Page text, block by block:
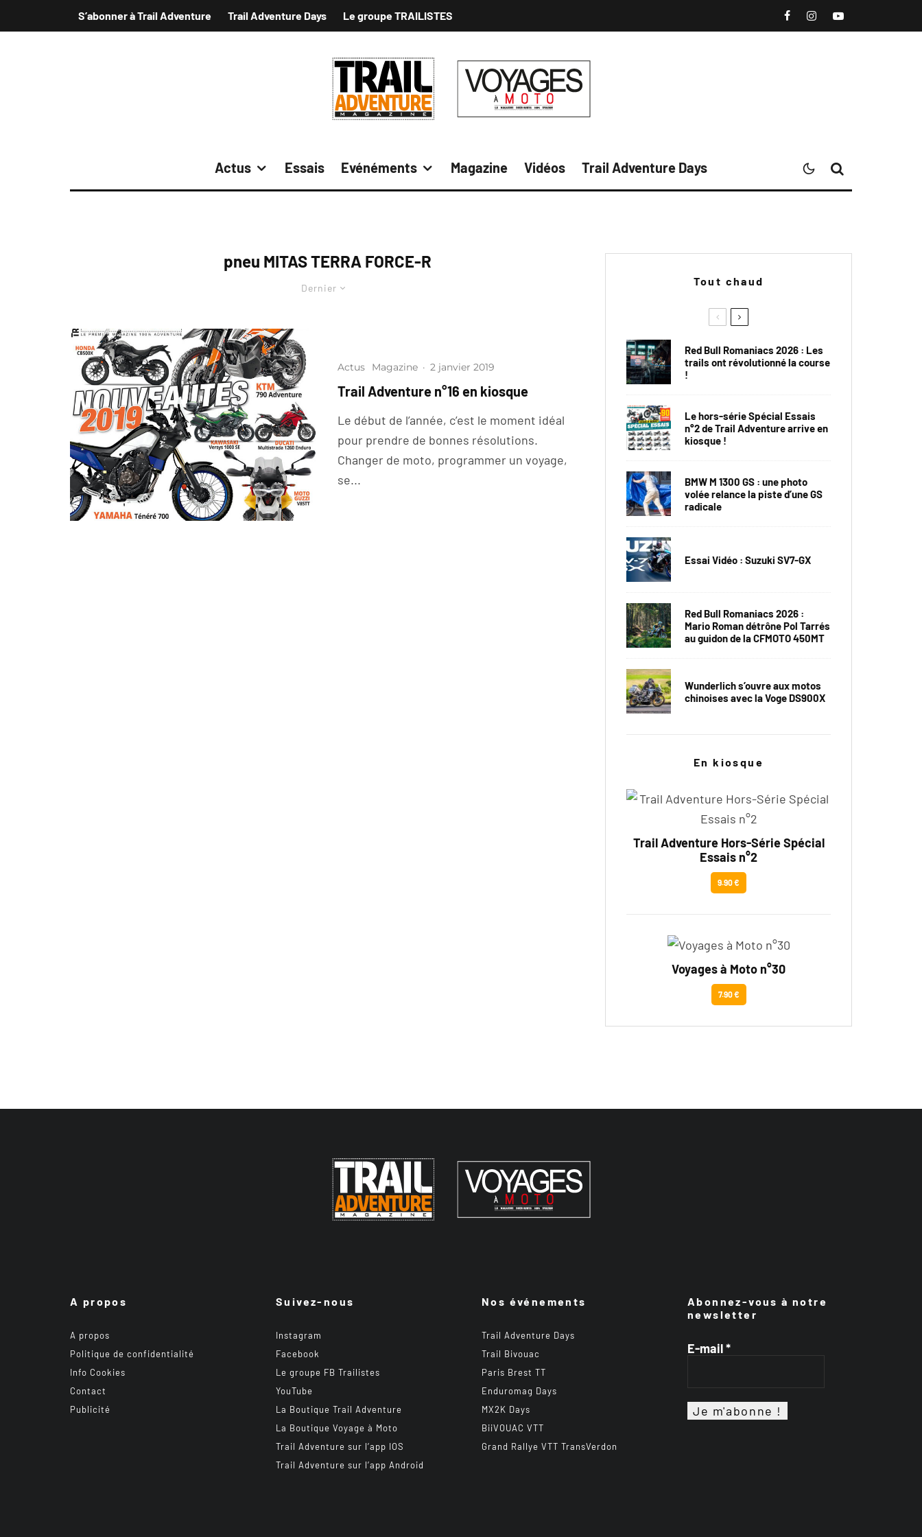
S’abonner à Trail Adventure Trail Adventure Days Le groupe TRAILISTES
Actus Essais Evénéments Magazine Vidéos Trail Adventure Days
pneu MITAS TERRA FORCE-R
Dernier
Actus Magazine · 2 janvier 2019
Trail Adventure n°16 en kiosque
Le début de l’année, c’est le moment idéal
pour prendre de bonnes résolutions.
Changer de moto, programmer un voyage,
se...
Tout chaud
Red Bull Romaniacs 2026 : Les
trails ont révolutionné la course
!
Le hors-série Spécial Essais
n°2 de Trail Adventure arrive en
kiosque !
BMW M 1300 GS : une photo
volée relance la piste d’une GS
radicale
Essai Vidéo : Suzuki SV7-GX
Red Bull Romaniacs 2026 :
Mario Roman détrône Pol Tarrés
au guidon de la CFMOTO 450MT
Wunderlich s’ouvre aux motos
chinoises avec la Voge DS900X
En kiosque
Trail Adventure Hors-Série Spécial
Essais n°2
9.90 €
Voyages à Moto n°30
7.90 €
A propos
A propos
Politique de confidentialité
Info Cookies
Contact
Publicité
Suivez-nous
Instagram
Facebook
Le groupe FB Trailistes
YouTube
La Boutique Trail Adventure
La Boutique Voyage à Moto
Trail Adventure sur l’app IOS
Trail Adventure sur l’app Android
Nos événements
Trail Adventure Days
Trail Bivouac
Paris Brest TT
Enduromag Days
MX2K Days
BiiVOUAC VTT
Grand Rallye VTT TransVerdon
Abonnez-vous à notre
newsletter
E-mail*